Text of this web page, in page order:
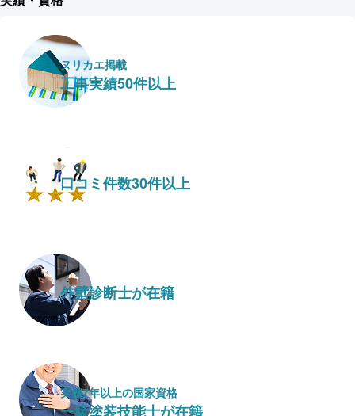
ヌリカエ掲載
工事実績50件以上
口コミ件数30件以上
外壁診断士が在籍
実績7年以上の国家資格
一級塗装技能士が在籍